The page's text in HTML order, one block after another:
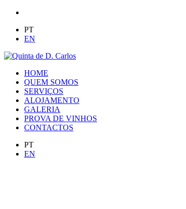
PT
EN
HOME
QUEM SOMOS
SERVIÇOS
ALOJAMENTO
GALERIA
PROVA DE VINHOS
CONTACTOS
PT
EN